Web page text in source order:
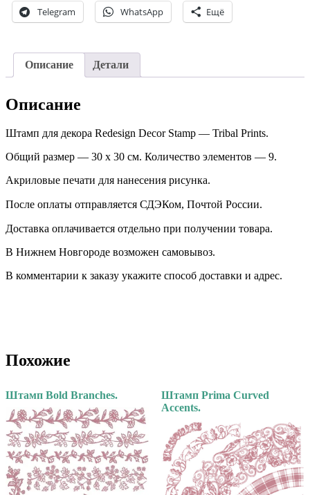
Telegram WhatsApp Ещё
Описание Детали
Описание
Штамп для декора Redesign Decor Stamp — Tribal Prints.
Общий размер — 30 х 30 см. Количество элементов — 9.
Акриловые печати для нанесения рисунка.
После оплаты отправляется СДЭКом, Почтой России. ⠀
Доставка оплачивается отдельно при получении товара. ⠀
В Нижнем Новгороде возможен самовывоз.
В комментарии к заказу укажите способ доставки и адрес.
Похожие
Штамп Bold Branches.
Штамп Prima Curved
Accents.